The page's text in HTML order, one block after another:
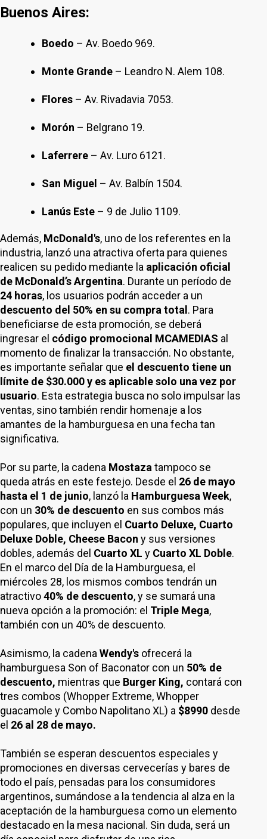
Buenos Aires:
Boedo – Av. Boedo 969.
Monte Grande – Leandro N. Alem 108.
Flores – Av. Rivadavia 7053.
Morón – Belgrano 19.
Laferrere – Av. Luro 6121.
San Miguel – Av. Balbín 1504.
Lanús Este – 9 de Julio 1109.
Además, McDonald's, uno de los referentes en la
industria, lanzó una atractiva oferta para quienes
realicen su pedido mediante la aplicación oficial
de McDonald’s Argentina. Durante un período de
24 horas, los usuarios podrán acceder a un
descuento del 50% en su compra total . Para
beneficiarse de esta promoción, se deberá
ingresar el código promocional MCAMEDIAS al
momento de finalizar la transacción. No obstante,
es importante señalar que el descuento tiene un
límite de $30.000 y es aplicable solo una vez por
usuario. Esta estrategia busca no solo impulsar las
ventas, sino también rendir homenaje a los
amantes de la hamburguesa en una fecha tan
significativa.
Por su parte, la cadena Mostaza tampoco se
queda atrás en este festejo. Desde el 26 de mayo
hasta el 1 de junio, lanzó la Hamburguesa Week,
con un 30% de descuento en sus combos más
populares, que incluyen el Cuarto Deluxe, Cuarto
Deluxe Doble, Cheese Bacon y sus versiones
dobles, además del Cuarto XL y Cuarto XL Doble.
En el marco del Día de la Hamburguesa, el
miércoles 28, los mismos combos tendrán un
atractivo40% de descuento, y se sumará una
nueva opción a la promoción: el Triple Mega,
también con un 40% de descuento.
Asimismo, la cadena Wendy's ofrecerá la
hamburguesa Son of Baconator con un 50% de
descuento, mientras que Burger King, contará con
tres combos (Whopper Extreme, Whopper
guacamole y Combo Napolitano XL) a $8990 desde
el 26 al 28 de mayo.
También se esperan descuentos especiales y
promociones en diversas cervecerías y bares de
todo el país, pensadas para los consumidores
argentinos, sumándose a la tendencia al alza en la
aceptación de la hamburguesa como un elemento
destacado en la mesa nacional. Sin duda, será un